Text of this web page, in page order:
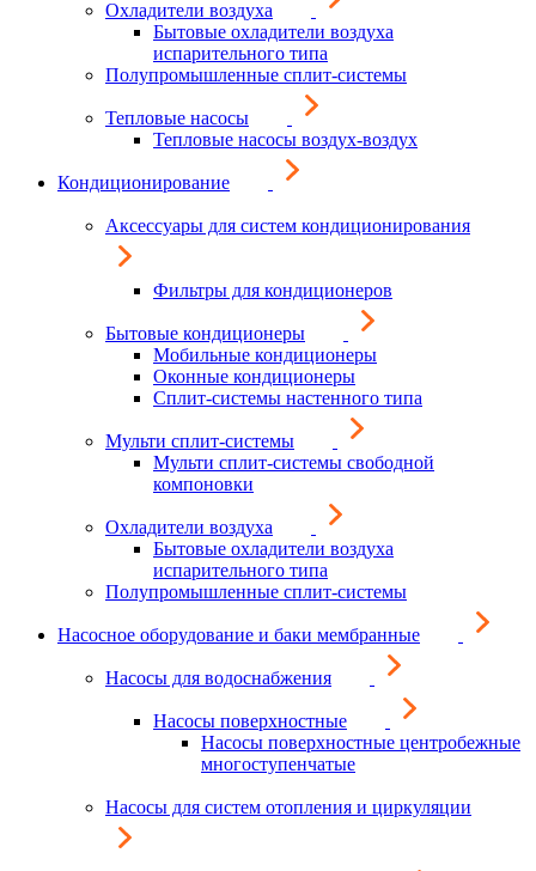
Охладители воздуха
Бытовые охладители воздуха
испарительного типа
Полупромышленные сплит-системы
Тепловые насосы
Тепловые насосы воздух-воздух
Кондиционирование
Аксессуары для систем кондиционирования
Фильтры для кондиционеров
Бытовые кондиционеры
Мобильные кондиционеры
Оконные кондиционеры
Сплит-системы настенного типа
Мульти сплит-системы
Мульти сплит-системы свободной
компоновки
Охладители воздуха
Бытовые охладители воздуха
испарительного типа
Полупромышленные сплит-системы
Насосное оборудование и баки мембранные
Насосы для водоснабжения
Насосы поверхностные
Насосы поверхностные центробежные
многоступенчатые
Насосы для систем отопления и циркуляции